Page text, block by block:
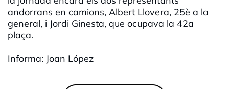
andorrans en camions, Albert Llovera, 25è a la
general, i Jordi Ginesta, que ocupava la 42a
plaça.
Informa: Joan López